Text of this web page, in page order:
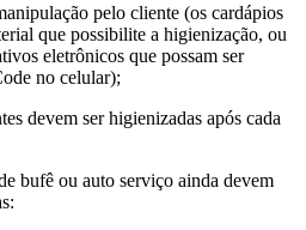
pelo cliente (os cardápios
que possibilite a higienização, ou
eletrônicos que possam ser
no celular);
devem ser higienizadas após cada
bufê ou auto serviço ainda devem